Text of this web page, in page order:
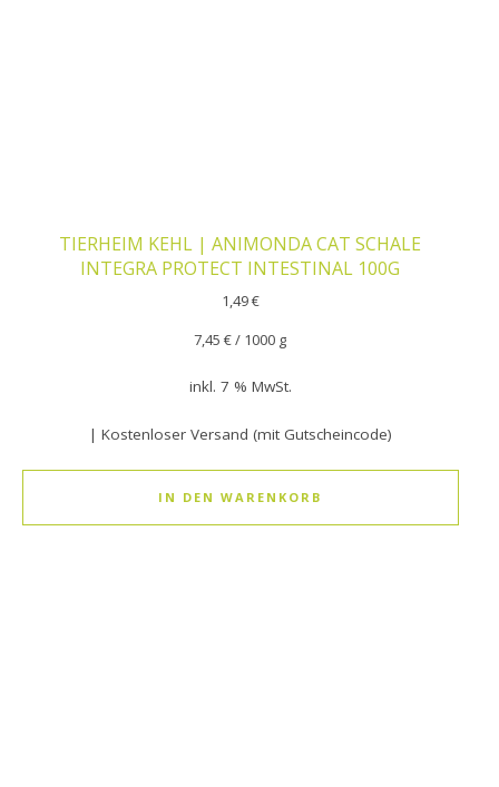
TIERHEIM KEHL | ANIMONDA CAT SCHALE
INTEGRA PROTECT INTESTINAL 100G
1,49€
7,45€/ 1000 g
inkl. 7 % MwSt.
| Kostenloser Versand (mit Gutscheincode)
IN DEN WARENKORB